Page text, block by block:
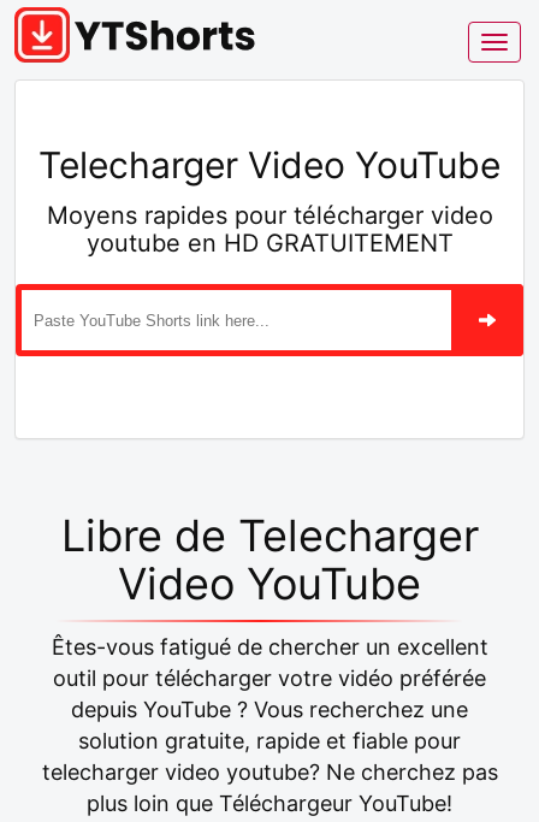
Telecharger Video YouTube
Moyens rapides pour télécharger video
youtube en HD GRATUITEMENT
Libre de Telecharger
Video YouTube
Êtes-vous fatigué de chercher un excellent
outil pour télécharger votre vidéo préférée
depuis YouTube ? Vous recherchez une
solution gratuite, rapide et fiable pour
telecharger video youtube? Ne cherchez pas
plus loin que Téléchargeur YouTube!